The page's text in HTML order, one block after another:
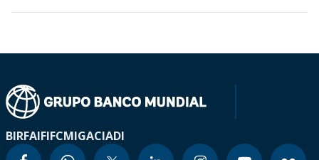
BIRFAIFIFCMIGACIADI